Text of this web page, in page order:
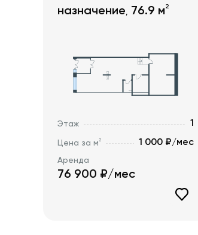
назначение, 76.9 м2
Этаж 1
Цена за м2 1 000 ₽/мес
Аренда
76 900 ₽/мес